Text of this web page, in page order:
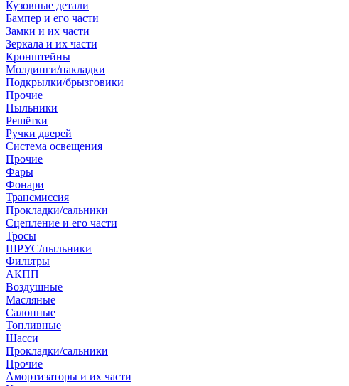
Кузовные детали
Бампер и его части
Замки и их части
Зеркала и их части
Кронштейны
Молдинги/накладки
Подкрылки/брызговики
Прочие
Пыльники
Решётки
Ручки дверей
Система освещения
Прочие
Фары
Фонари
Трансмиссия
Прокладки/сальники
Сцепление и его части
Тросы
ШРУС/пыльники
Фильтры
АКПП
Воздушные
Масляные
Салонные
Топливные
Шасси
Прокладки/сальники
Прочие
Амортизаторы и их части